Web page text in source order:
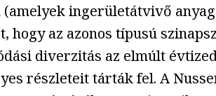
ingerületátvivő
az azonos típusú
diverzitás az elmúlt
részleteit tárták fel. A